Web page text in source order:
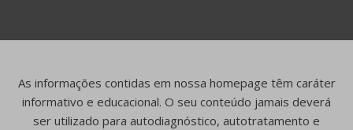
As informações contidas em nossa homepage têm caráter
informativo e educacional. O seu conteúdo jamais deverá
ser utilizado para autodiagnóstico, autotratamento e